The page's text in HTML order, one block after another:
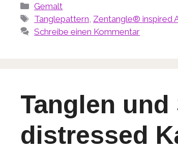
Kategorien
Gemalt
Schlagwörter
Tanglepattern Zentangle® inspired
Schreibe einen Kommentar
Tanglen
distressed